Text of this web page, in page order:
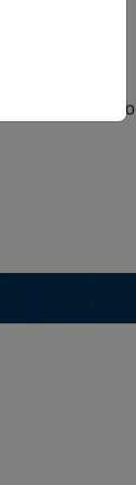
service teams
and energy to